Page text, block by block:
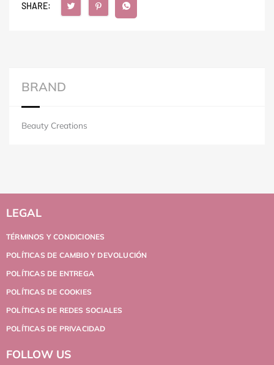
SHARE:
BRAND
Beauty Creations
LEGAL
TÉRMINOS Y CONDICIONES
POLÍTICAS DE CAMBIO Y DEVOLUCIÓN
POLÍTICAS DE ENTREGA
POLÍTICAS DE COOKIES
POLÍTICAS DE REDES SOCIALES
POLÍTICAS DE PRIVACIDAD
FOLLOW US